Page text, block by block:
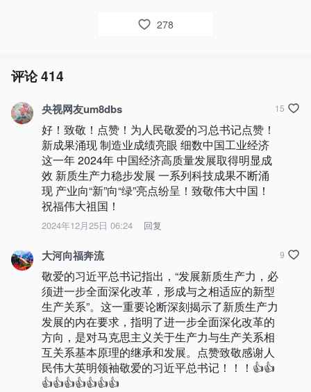
278
评论414
央视网友um8dbs
好！致敬！点赞！为人民敬爱的习总书记点赞！
新成果涌现 制造业成绩亮眼 细数中国工业经济
这一年 2024年 中国经济高质量发展取得明显成
效 新质生产力稳步发展 一系列科技成果不断涌
现 产业向“新”向“绿”亮点纷呈！致敬伟大中国！
祝福伟大祖国！
2024年12月25日 06:24 回复
15
大河向福奔流
敬爱的习近平总书记指出，“发展新质生产力，必
须进一步全面深化改革，形成与之相适应的新型
生产关系”。这一重要论断深刻揭示了新质生产力
发展的内在要求，指明了进一步全面深化改革的
方向，是对马克思主义关于生产力与生产关系相
互关系基本原理的继承和发展。点赞致敬感谢人
民伟大英明领袖敬爱的习近平总书记！！！👍👍
👍👍👍👍👍👍👍
9